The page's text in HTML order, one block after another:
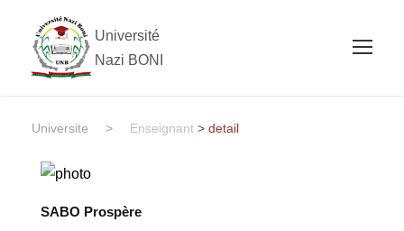
Université
Nazi BONI
Universite > Enseignant > detail
SABO Prospère